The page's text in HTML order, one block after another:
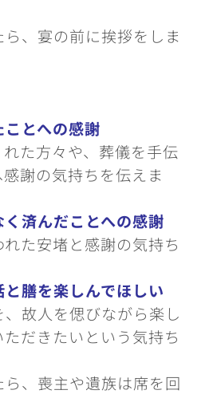
、宴の前に挨拶をしま
とへの感謝
た方々や、葬儀を手伝
謝の気持ちを伝えま
済んだことへの感謝
た安堵と感謝の気持ち
膳を楽しんでほしい
故人を偲びながら楽し
だきたいという気持ち
、喪主や遺族は席を回